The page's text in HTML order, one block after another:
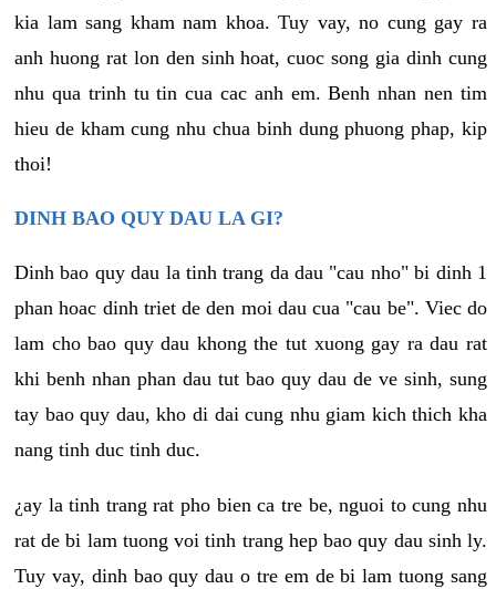
kia lam sang kham nam khoa. Tuy vay, no cung gay ra
anh huong rat lon den sinh hoat, cuoc song gia dinh cung
nhu qua trinh tu tin cua cac anh em. Benh nhan nen tim
hieu de kham cung nhu chua binh dung phuong phap, kip
thoi!
DINH BAO QUY DAU LA GI?
Dinh bao quy dau la tinh trang da dau "cau nho" bi dinh 1
phan hoac dinh triet de den moi dau cua "cau be". Viec do
lam cho bao quy dau khong the tut xuong gay ra dau rat
khi benh nhan phan dau tut bao quy dau de ve sinh, sung
tay bao quy dau, kho di dai cung nhu giam kich thich kha
nang tinh duc tinh duc.
¿ay la tinh trang rat pho bien ca tre be, nguoi to cung nhu
rat de bi lam tuong voi tinh trang hep bao quy dau sinh ly.
Tuy vay, dinh bao quy dau o tre em de bi lam tuong sang